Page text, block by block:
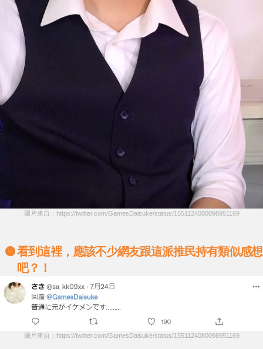
圖片來自：https://twitter.com/GamesDaisuke/status/1551124080098951169
看到這裡，應該不少網友跟這派推民持有類似感想
吧？！
圖片來自：https://twitter.com/GamesDaisuke/status/1551124080098951169